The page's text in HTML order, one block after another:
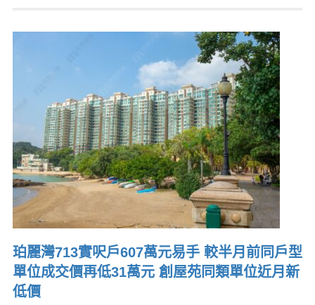
珀麗灣713實呎戶607萬元易手 較半月前同戶型
單位成交價再低31萬元 創屋苑同類單位近月新
低價